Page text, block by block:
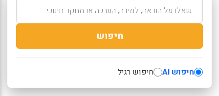
חיפוש
חיפוש AI חיפוש רגיל